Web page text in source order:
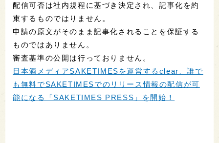
配信可否は社内規程に基づき決定され、記事化を約
束するものではりません。
申請の原文がそのまま記事化されることを保証する
ものではありません。
審査基準の公開は行っておりません。
日本酒メディアSAKETIMESを運営するclear、誰で
も無料でSAKETIMESでのリリース情報の配信が可
能になる「SAKETIMES PRESS」を開始！